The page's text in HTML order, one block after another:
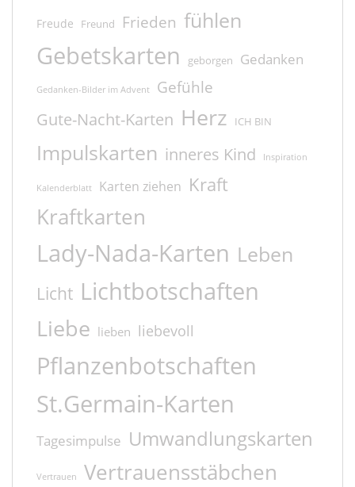
Freude Freund Frieden fühlen
Gebetskarten geborgen Gedanken
Gedanken-Bilder im Advent Gefühle
Gute-Nacht-Karten Herz ICH BIN
Impulskarten inneres Kind Inspiration
Kalenderblatt Karten ziehen Kraft
Kraftkarten
Lady-Nada-Karten Leben
Licht Lichtbotschaften
Liebe lieben liebevoll
Pflanzenbotschaften
St.Germain-Karten
Tagesimpulse Umwandlungskarten
Vertrauen Vertrauensstäbchen